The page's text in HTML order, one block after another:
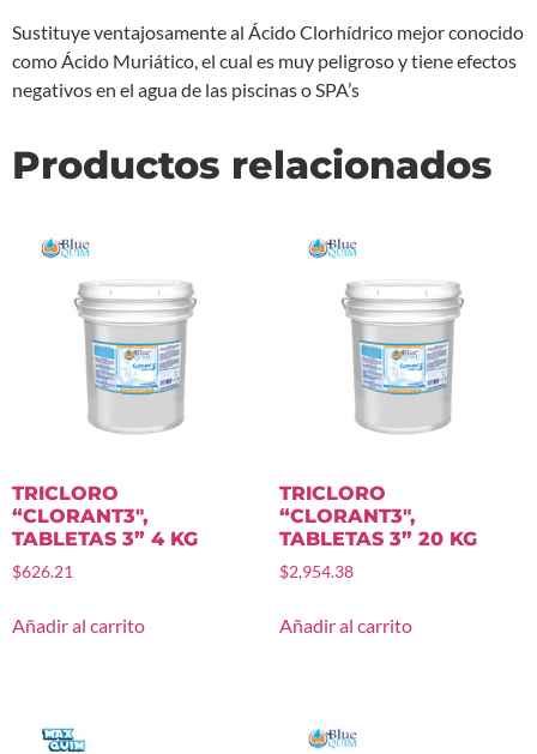
Sustituye ventajosamente al Ácido Clorhídrico mejor conocido
como Ácido Muriático, el cual es muy peligroso y tiene efectos
negativos en el agua de las piscinas o SPA’s
Productos relacionados
TRICLORO
“CLORANT3″,
TABLETAS 3” 4 KG
$626.21
Añadir al carrito
TRICLORO
“CLORANT3″,
TABLETAS 3” 20 KG
$2,954.38
Añadir al carrito